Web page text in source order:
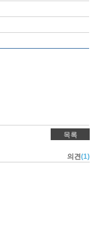
목록
의견(1)